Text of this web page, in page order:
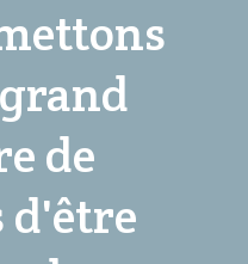
de
d'être